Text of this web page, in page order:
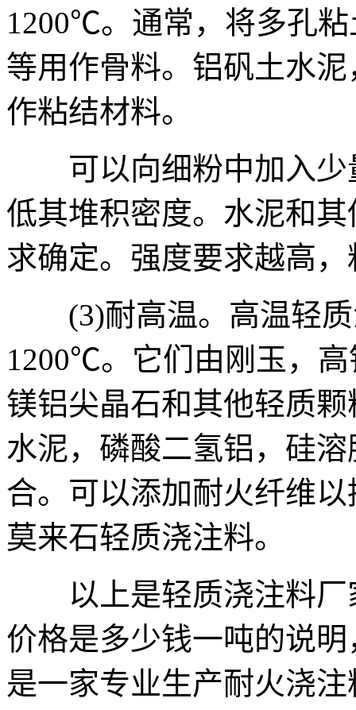
1200℃。通常，将多孔
等用作骨料。铝矾土水
作粘结材料。
可以向细粉中加入少
低其堆积密度。水泥和
求确定。强度要求越高
(3)耐高温。高温轻质
1200℃。它们由刚玉，
镁铝尖晶石和其他轻质
水泥，磷酸二氢铝，硅
合。可以添加耐火纤维
莫来石轻质浇注料。
以上是轻质浇注料厂
价格是多少钱一吨的说
是一家专业生产耐火浇